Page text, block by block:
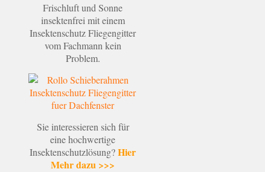
Frischluft und Sonne
insektenfrei mit einem
Insektenschutz Fliegengitter
vom Fachmann kein
Problem.
Sie interessieren sich für
eine hochwertige
Insektenschutzlösung?Hier
Mehr dazu >>>